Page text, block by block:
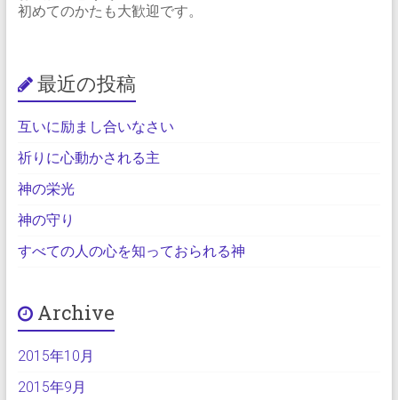
初めてのかたも大歓迎です。
最近の投稿
互いに励まし合いなさい
祈りに心動かされる主
神の栄光
神の守り
すべての人の心を知っておられる神
Archive
2015年10月
2015年9月